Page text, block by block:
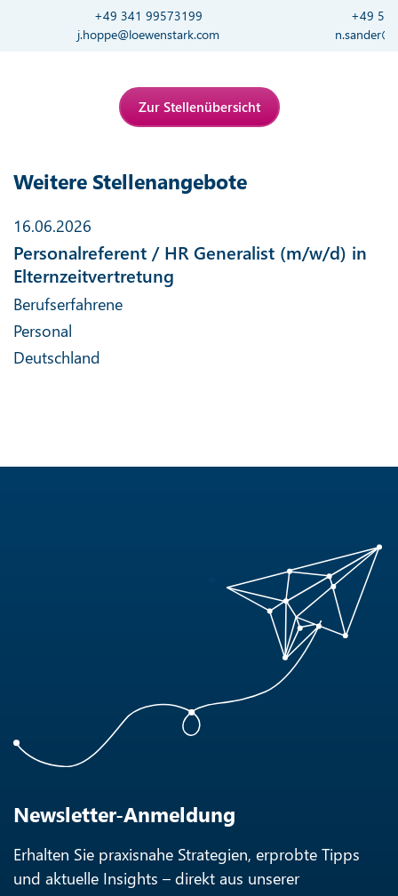
+49 341 99573199
j.hoppe@loewenstark.com
+49
Zur Stellenübersicht
Weitere Stellenangebote
16.06.2026
Personalreferent / HR Generalist (m/w/d) in
Elternzeitvertretung
Berufserfahrene
Personal
Deutschland
Newsletter-Anmeldung
Erhalten Sie praxisnahe Strategien, erprobte Tipps
und aktuelle Insights – direkt aus unserer